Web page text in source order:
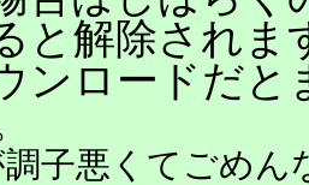
と解除されま
ンロードだと
子悪くてごめん